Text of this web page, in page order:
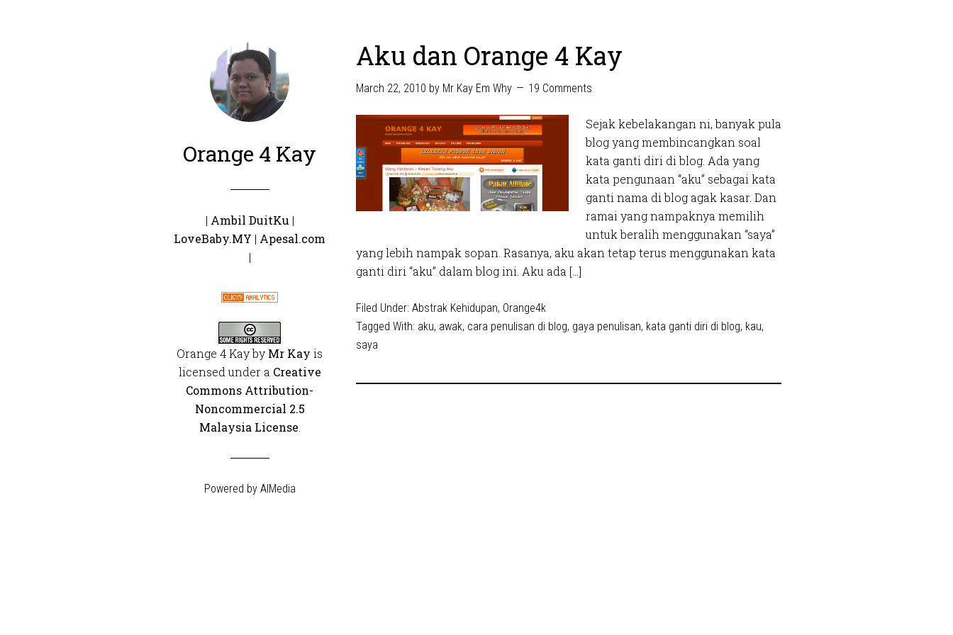
Orange 4 Kay
| Ambil DuitKu |
LoveBaby.MY | Apesal.com
|
Orange 4 Kayby Mr Kay is
licensed under a Creative
Commons Attribution-
Noncommercial 2.5
Malaysia License
Powered by AIMedia
Aku dan Orange 4 Kay
March 22, 2010 by Mr Kay Em Why 19 Comments
Sejak kebelakangan ni, banyak pula
blog yang membincangkan soal
kata ganti diri di blog. Ada yang
kata pengunaan “aku” sebagai kata
ganti nama di blog agak kasar. Dan
ramai yang nampaknya memilih
untuk beralih menggunakan “saya”
yang lebih nampak sopan. Rasanya, aku akan tetap terus menggunakan kata
ganti diri “aku” dalam blog ini. Aku ada […]
Filed Under: Abstrak Kehidupan, Orange4k
Tagged With: aku, awak, cara penulisan di blog, gaya penulisan, kata ganti diri di blog, kau,
saya